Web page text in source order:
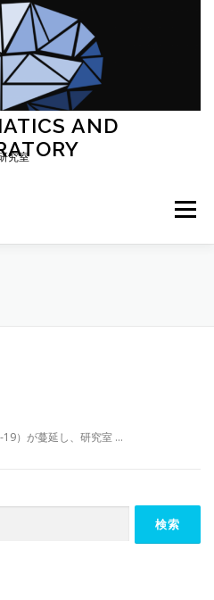
AND
究室
メニュー
(廣安)
19）が蔓延し、研究室 …